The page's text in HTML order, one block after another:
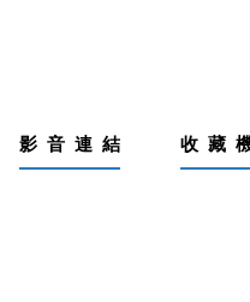
影 音 連 結 收 藏